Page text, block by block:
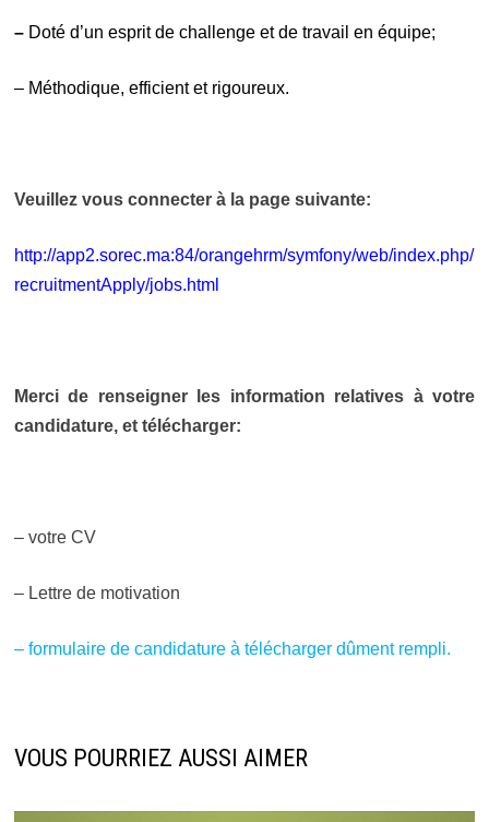
–Doté d’un esprit de challenge et de travail en équipe;
– Méthodique, efficient et rigoureux.
Veuillez vous connecter à la page suivante:
http://app2.sorec.ma:84/orangehrm/symfony/web/index.php/
recruitmentApply/jobs.html
Merci de renseigner les information relatives à votre
candidature, et télécharger:
– votre CV
– Lettre de motivation
– formulaire de candidature à télécharger dûment rempli.
VOUS POURRIEZ AUSSI AIMER